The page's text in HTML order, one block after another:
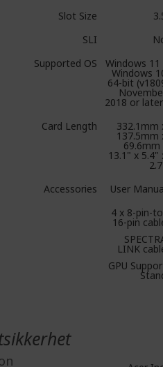
Slot Size
SLI
Supported OS
Windows 11
Windows
64-bit
2018 or
Card Length
332.1mm
137.5mm
69.6mm
13.1" x 5.4"
Accessories
User
4 x 8-pin-
16-pin
LINK
GPU